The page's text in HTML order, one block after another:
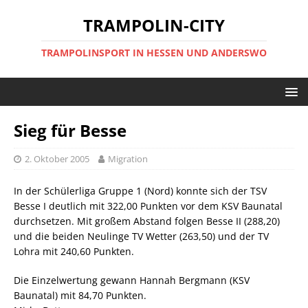
TRAMPOLIN-CITY
TRAMPOLINSPORT IN HESSEN UND ANDERSWO
Sieg für Besse
2. Oktober 2005 Migration
In der Schülerliga Gruppe 1 (Nord) konnte sich der TSV
Besse I deutlich mit 322,00 Punkten vor dem KSV Baunatal
durchsetzen. Mit großem Abstand folgen Besse II (288,20)
und die beiden Neulinge TV Wetter (263,50) und der TV
Lohra mit 240,60 Punkten.
Die Einzelwertung gewann Hannah Bergmann (KSV
Baunatal) mit 84,70 Punkten.